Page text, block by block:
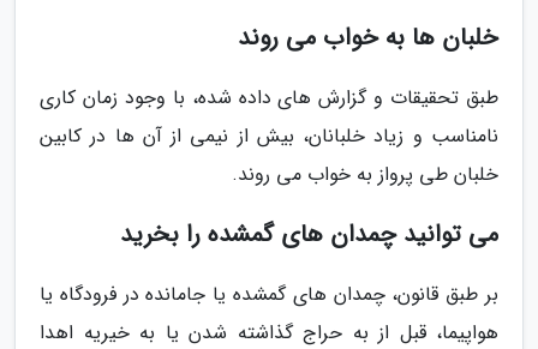
خلبان ها به خواب می روند
طبق تحقیقات و گزارش های داده شده، با وجود زمان کاری
نامناسب و زیاد خلبانان، بیش از نیمی از آن ها در کابین
خلبان طی پرواز به خواب می روند.
می توانید چمدان های گمشده را بخرید
بر طبق قانون، چمدان های گمشده یا جامانده در فرودگاه یا
هواپیما، قبل از به حراج گذاشته شدن یا به خیریه اهدا